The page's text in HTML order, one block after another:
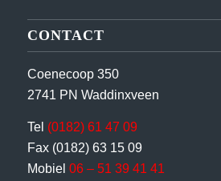
CONTACT
Coenecoop 350
2741 PN Waddinxveen
Tel (0182) 61 47 09
Fax (0182) 63 15 09
Mobiel 06 – 51 39 41 41